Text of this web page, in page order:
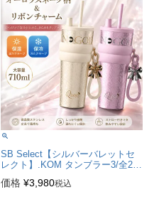
SB Select【シルバーバレットセ
レクト】.KOM タンブラー3/全2色
価格 ¥3,980税込